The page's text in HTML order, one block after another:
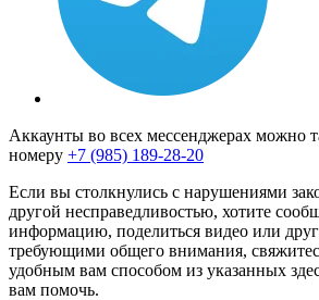
Аккаунты во всех мессенджерах можно
номеру +7 (985) 189-28-20
Если вы столкнулись с нарушениями
другой несправедливостью, хотите
информацию, поделиться видео или
требующими общего внимания,
удобным вам способом из указанных
вам помочь.